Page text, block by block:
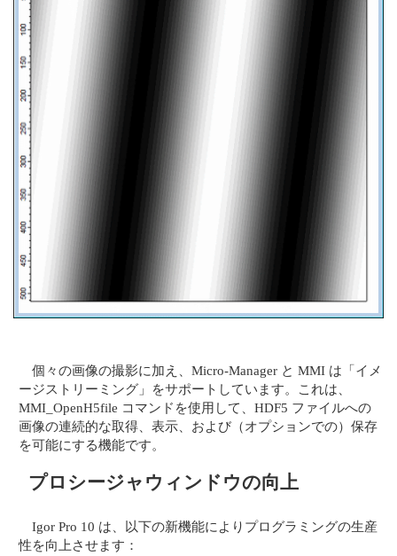
個々の画像の撮影に加え、Micro-Manager と MMI は「イメ
ージストリーミング」をサポートしています。これは、
MMI_OpenH5file コマンドを使用して、HDF5 ファイルへの
画像の連続的な取得、表示、および（オプションでの）保存
を可能にする機能です。
プロシージャウィンドウの向上
Igor Pro 10 は、以下の新機能によりプログラミングの生産
性を向上させます：